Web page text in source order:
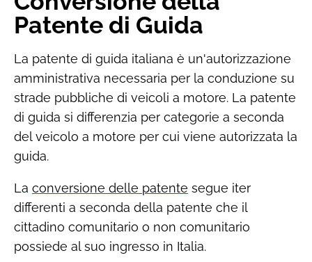
Patente di Guida
La patente di guida italiana è un'autorizzazione
amministrativa necessaria per la conduzione su
strade pubbliche di veicoli a motore. La patente
di guida si differenzia per categorie a seconda
del veicolo a motore per cui viene autorizzata la
guida.
La conversione delle patente segue iter
differenti a seconda della patente che il
cittadino comunitario o non comunitario
possiede al suo ingresso in Italia.